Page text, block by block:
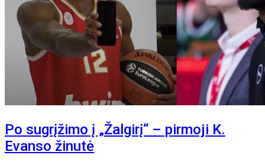
Po sugrįžimo į „Žalgirį“ – pirmoji K.
Evanso žinutė